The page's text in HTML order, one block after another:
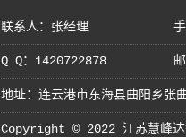
联系人：张经理
Q Q：1420722878
地址：连云港市东海县曲阳乡张
Copyright © 2022 江苏慧峰达